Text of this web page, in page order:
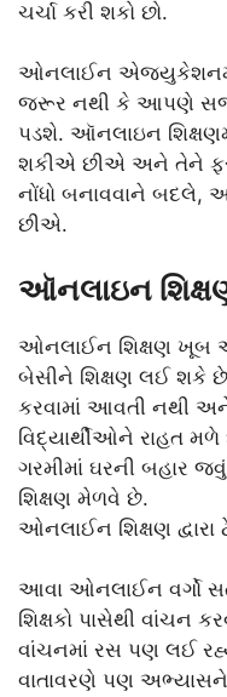
ચર્ચા કરી શકો છો.
ઓનલાઈન
જરૂર નથી કે આપણે
પડશે. ઑનલાઇન
શકીએ છીએ અને તેને
નોંધો બનાવવાને
છીએ.
ઑનલાઇન
ઓનલાઈન શિક્ષણ ખૂબ
બેસીને શિક્ષણ લઈ શકે
કરવામાં આવતી નથી
વિદ્યાર્થીઓને રાહત
ગરમીમાં ઘરની બહાર
શિક્ષણ મેળવે છે.
ઓનલાઈન શિક્ષણ દ્વારા
આવા ઓનલાઈન વર્ગો
શિક્ષકો પાસેથી વાંચન
વાંચનમાં રસ પણ લઈ
વાતાવરણે પણ